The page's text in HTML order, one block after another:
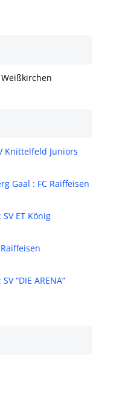
Knittelfeld Juniors
Gaal : FC Raiffeisen
SV ET König
“DIE ARENA”